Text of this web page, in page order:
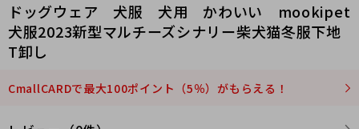
ドッグウェア 犬服 犬用 かわいい mookipet
犬服2023新型マルチーズシナリー柴犬猫冬服下地
T卸し
CmallCARDで最大100ポイント（5％）がもらえる！